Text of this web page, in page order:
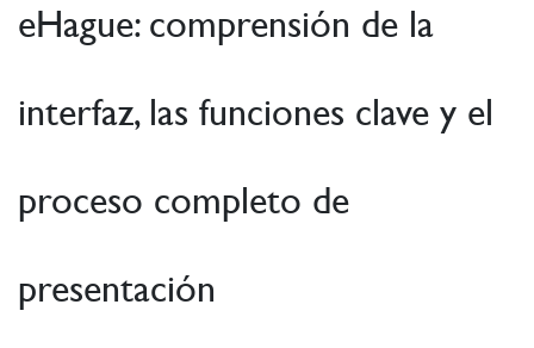
eHague: comprensión de la
interfaz, las funciones clave y el
proceso completo de
presentación